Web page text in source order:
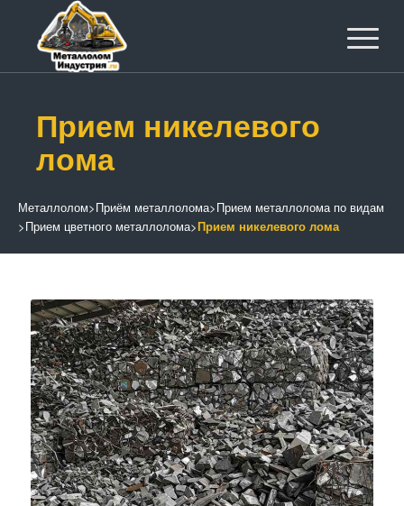
Прием никелевого
лома
Металлолом>Приём металлолома>Прием металлолома по видам
>Прием цветного металлолома>Прием никелевого лома